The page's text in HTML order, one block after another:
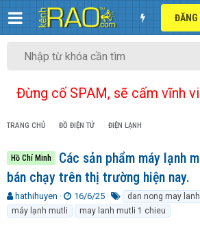
Đừng cố SPAM, sẽ cấm vĩnh
TRANG CHỦ ĐỒ ĐIỆN TỬ ĐIỆN LẠNH
Hồ Chí Minh
Các sản phẩm máy lạnh
bán chạy trên thị trường hiện nay.
T
h
r
hathihuyen
N
g
à
16/6/25
ừ
k
dan nong may
máy lạnh mutli
may lanh mutli 1 chieu